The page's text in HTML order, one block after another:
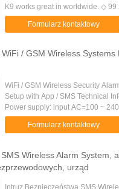
K9 works great in worldwide. ◇ 99
security intrusion alarm, elderly
7*24 hours safety, door ...
Formularz kontaktowy
/ GSM Wireless Systems
WiFi / GSM Wireless Security
Setup with App / SMS Technical
Power supply: input AC=100 ~
=12V 2. Static current:
Formularz kontaktowy
Wireless Alarm System,
urząd
Intruz Bezpieczeństwa SMS